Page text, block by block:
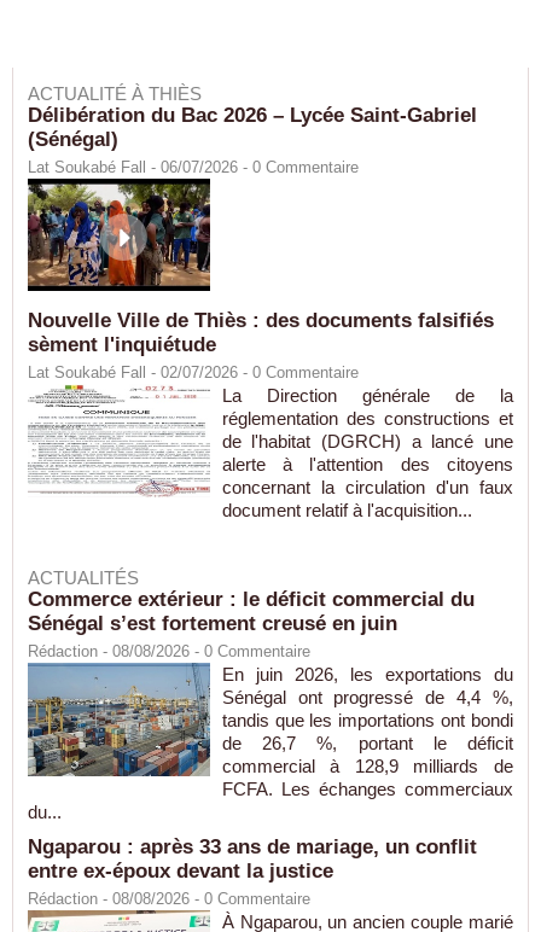
ACTUALITÉ À THIÈS
Délibération du Bac 2026 – Lycée Saint-Gabriel
(Sénégal)
Lat Soukabé Fall - 06/07/2026 - 0 Commentaire
Nouvelle Ville de Thiès : des documents falsifiés
sèment l'inquiétude
Lat Soukabé Fall - 02/07/2026 - 0 Commentaire
La Direction générale de la
réglementation des constructions et
de l'habitat (DGRCH) a lancé une
alerte à l'attention des citoyens
concernant la circulation d'un faux
document relatif à l'acquisition...
ACTUALITÉS
Commerce extérieur : le déficit commercial du
Sénégal s’est fortement creusé en juin
Rédaction - 08/08/2026 - 0 Commentaire
En juin 2026, les exportations du
Sénégal ont progressé de 4,4 %,
tandis que les importations ont bondi
de 26,7 %, portant le déficit
commercial à 128,9 milliards de
FCFA. Les échanges commerciaux
du...
Ngaparou : après 33 ans de mariage, un conflit
entre ex-époux devant la justice
Rédaction - 08/08/2026 - 0 Commentaire
À Ngaparou, un ancien couple marié